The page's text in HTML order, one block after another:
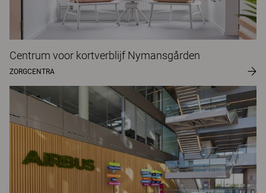
Centrum voor kortverblijf Nymansgården
ZORGCENTRA